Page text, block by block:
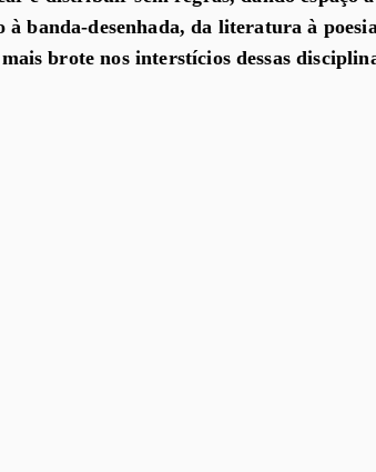
banda-desenhada, da literatura à
brote nos interstícios dessas